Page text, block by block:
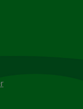
öppnas i nytt